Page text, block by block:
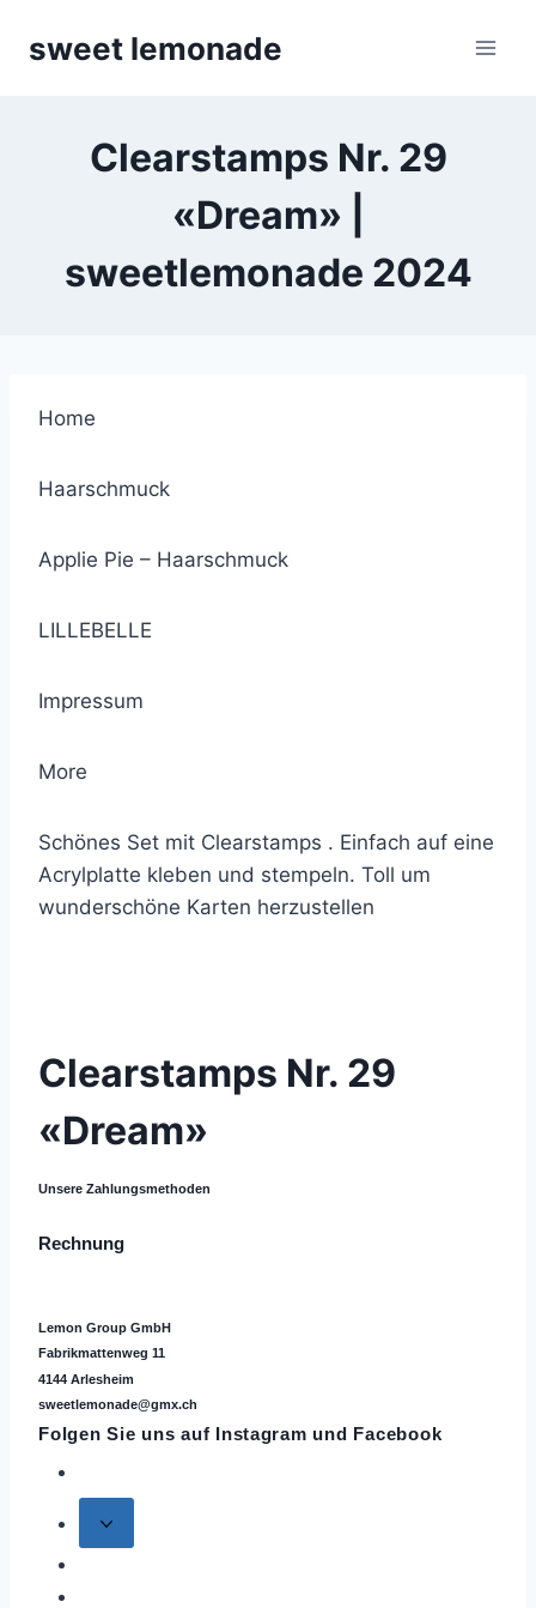
sweet lemonade
Clearstamps Nr. 29
«Dream» |
sweetlemonade 2024
Home
Haarschmuck
Applie Pie – Haarschmuck
LILLEBELLE
Impressum
More
Schönes Set mit Clearstamps . Einfach auf eine
Acrylplatte kleben und stempeln. Toll um
wunderschöne Karten herzustellen
Clearstamps Nr. 29
«Dream»
Unsere Zahlungsmethoden
Rechnung
Lemon Group GmbH
Fabrikmattenweg 11
4144 Arlesheim
sweetlemonade@gmx.ch
Folgen Sie uns auf Instagram und Facebook